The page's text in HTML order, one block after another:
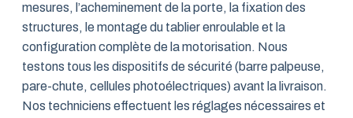
mesures, l’acheminement de la porte, la fixation des
structures, le montage du tablier enroulable et la
configuration complète de la motorisation. Nous
testons tous les dispositifs de sécurité (barre palpeuse,
pare-chute, cellules photoélectriques) avant la livraison.
Nos techniciens effectuent les réglages nécessaires et